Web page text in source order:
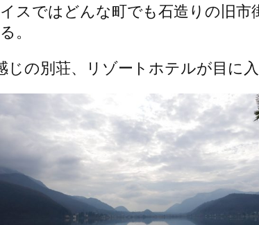
スではどんな町でも石造りの旧市
。
の別荘、リゾートホテルが目に